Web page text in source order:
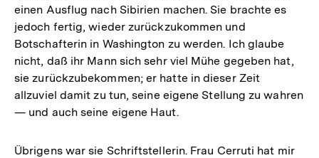
einen Ausflug nach Sibirien machen. Sie brachte es
jedoch fertig, wieder zurückzukommen und
Botschafterin in Washington zu werden. Ich glaube
nicht, daß ihr Mann sich sehr viel Mühe gegeben hat,
sie zurückzubekommen; er hatte in dieser Zeit
allzuviel damit zu tun, seine eigene Stellung zu wahren
— und auch seine eigene Haut.
Übrigens war sie Schriftstellerin. Frau Cerruti hat mir